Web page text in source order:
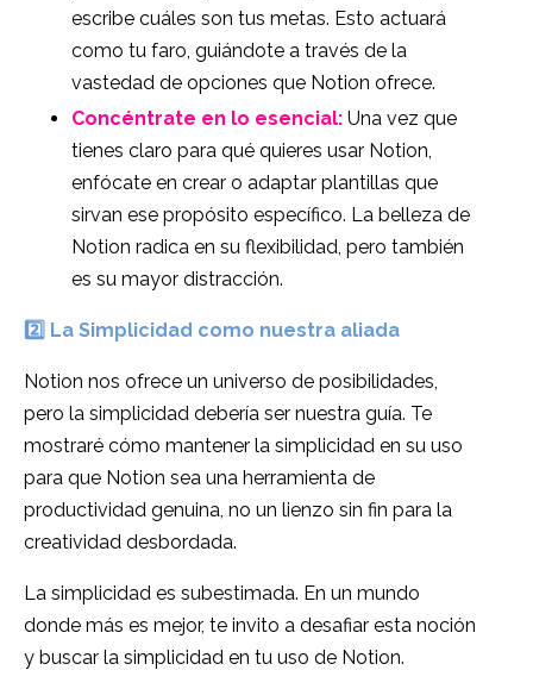
escribe cuáles son tus metas. Esto actuará
como tu faro, guiándote a través de la
vastedad de opciones que Notion ofrece.
Concéntrate en lo esencial: Una vez que
tienes claro para qué quieres usar Notion,
enfócate en crear o adaptar plantillas que
sirvan ese propósito específico. La belleza de
Notion radica en su flexibilidad, pero también
es su mayor distracción.
2️⃣ La Simplicidad como nuestra aliada
Notion nos ofrece un universo de posibilidades,
pero la simplicidad debería ser nuestra guía. Te
mostraré cómo mantener la simplicidad en su uso
para que Notion sea una herramienta de
productividad genuina, no un lienzo sin fin para la
creatividad desbordada.
La simplicidad es subestimada. En un mundo
donde más es mejor, te invito a desafiar esta noción
y buscar la simplicidad en tu uso de Notion.